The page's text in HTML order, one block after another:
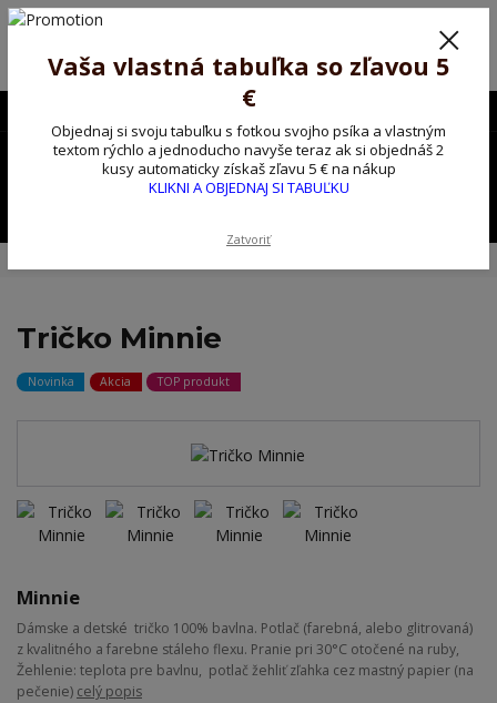
Poprosíme ctených zákazníkov o trpezlivosť, v tomto období máme
Preto sme Vám pripravili malý darček ako ospravedlnenie.
!!! ZĽAVA 5€ na PRVÚ objednávku nad 30€ s kódom pozorpes5 !!!
0,00 EUR
Tričko Minnie
Novinka Akcia TOP produkt
Minnie
Dámske a detské tričko 100% bavlna. Potlač (farebná, alebo glitrovaná)
z kvalitného a farebne stáleho flexu. Pranie pri 30°C otočené na ruby,
Žehlenie: teplota pre bavlnu, potlač žehliť zľahka cez mastný papier (na
pečenie) celý popis
Vaša vlastná tabuľka so zľavou 5
€
Objednaj si svoju tabuľku s fotkou svojho psíka a vlastným
textom rýchlo a jednoducho navyše teraz ak si objednáš 2
kusy automaticky získaš zľavu 5 € na nákup
KLIKNI A OBJEDNAJ SI TABUĽKU
Zatvoriť